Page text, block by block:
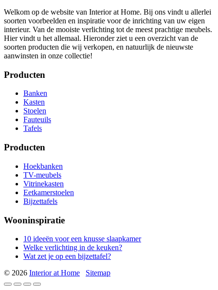
Welkom op de website van Interior at Home. Bij ons vindt u allerlei
soorten voorbeelden en inspiratie voor de inrichting van uw eigen
interieur. Van de mooiste verlichting tot de meest prachtige meubels.
Hier vindt u het allemaal. Hieronder ziet u een overzicht van de
soorten producten die wij verkopen, en natuurlijk de nieuwste
aanwinsten in onze collectie!
Producten
Banken
Kasten
Stoelen
Fauteuils
Tafels
Producten
Hoekbanken
TV-meubels
Vitrinekasten
Eetkamerstoelen
Bijzettafels
Wooninspiratie
10 ideeën voor een knusse slaapkamer
Welke verlichting in de keuken?
Wat zet je op een bijzettafel?
© 2026 Interior at Home Sitemap